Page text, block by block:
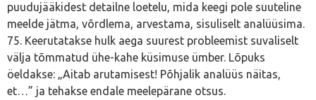
puudujääkidest detailne loetelu, mida keegi pole suuteline
meelde jätma, võrdlema, arvestama, sisuliselt analüüsima.
75. Keerutatakse hulk aega suurest probleemist suvaliselt
välja tõmmatud ühe-kahe küsimuse ümber. Lõpuks
öeldakse: „Aitab arutamisest! Põhjalik analüüs näitas,
et…” ja tehakse endale meelepärane otsus.